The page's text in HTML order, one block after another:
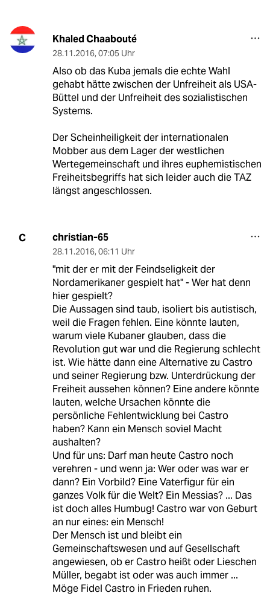
Khaled Chaabouté
28.11.2016, 07:05 Uhr
Also ob das Kuba jemals die echte Wahl
gehabt hätte zwischen der Unfreiheit als USA-
Büttel und der Unfreiheit des sozialistischen
Systems.
Der Scheinheiligkeit der internationalen
Mobber aus dem Lager der westlichen
Wertegemeinschaft und ihres euphemistischen
Freiheitsbegriffs hat sich leider auch die TAZ
längst angeschlossen.
C christian-65
28.11.2016, 06:11 Uhr
"mit der er mit der Feindseligkeit der
Nordamerikaner gespielt hat" - Wer hat denn
hier gespielt?
Die Aussagen sind taub, isoliert bis autistisch,
weil die Fragen fehlen. Eine könnte lauten,
warum viele Kubaner glauben, dass die
Revolution gut war und die Regierung schlecht
ist. Wie hätte dann eine Alternative zu Castro
und seiner Regierung bzw. Unterdrückung der
Freiheit aussehen können? Eine andere könnte
lauten, welche Ursachen könnte die
persönliche Fehlentwicklung bei Castro
haben? Kann ein Mensch soviel Macht
aushalten?
Und für uns: Darf man heute Castro noch
verehren - und wenn ja: Wer oder was war er
dann? Ein Vorbild? Eine Vaterfigur für ein
ganzes Volk für die Welt? Ein Messias? ... Das
ist doch alles Humbug! Castro war von Geburt
an nur eines: ein Mensch!
Der Mensch ist und bleibt ein
Gemeinschaftswesen und auf Gesellschaft
angewiesen, ob er Castro heißt oder Lieschen
Müller, begabt ist oder was auch immer ...
Möge Fidel Castro in Frieden ruhen.